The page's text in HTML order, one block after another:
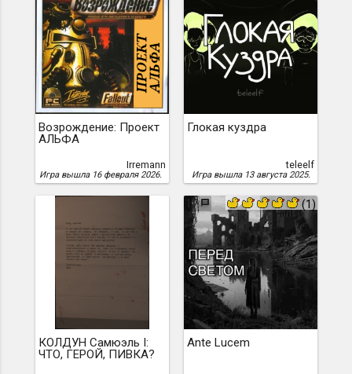
Возрождение: Проект
АЛЬФА
Irremann
Игра вышла 16 февраля 2026.
Глокая куздра
teleelf
Игра вышла 13 августа 2025.
КОЛДУН Самюэль I:
ЧТО, ГЕРОЙ, ПИВКА?
17 (1)
Ante Lucem